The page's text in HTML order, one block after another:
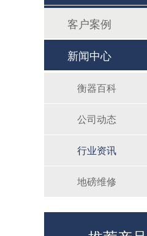
客户案例
新闻中心
衡器百科
公司动态
行业资讯
地磅维修